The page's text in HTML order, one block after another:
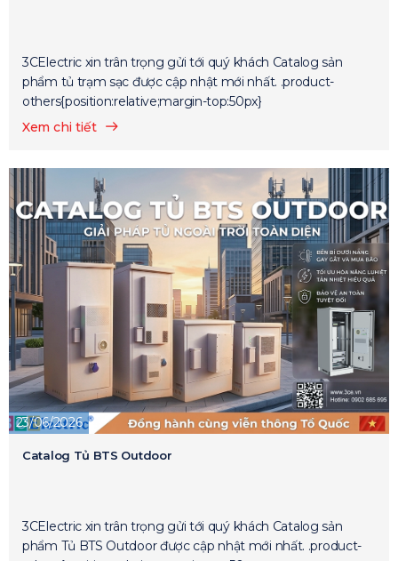
3CElectric xin trân trọng gửi tới quý khách Catalog sản
phẩm tủ trạm sạc được cập nhật mới nhất. .product-
others{position:relative;margin-top:50px}
Xem chi tiết
23/06/2026
Catalog Tủ BTS Outdoor
3CElectric xin trân trọng gửi tới quý khách Catalog sản
phẩm Tủ BTS Outdoor được cập nhật mới nhất. .product-